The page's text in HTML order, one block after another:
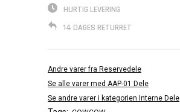
HURTIG LEVERING
14 DAGES RETURRET
Andre varer fra Reservedele
Se alle varer med AAP-01 Dele
Se andre varer i kategorien Interne Dele